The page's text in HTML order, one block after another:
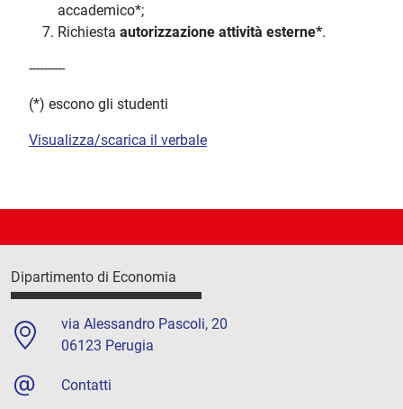
accademico*;
Richiesta autorizzazione attività esterne*.
----------
(*) escono gli studenti
Visualizza/scarica il verbale
Dipartimento di Economia
via Alessandro Pascoli, 20
06123 Perugia
Contatti